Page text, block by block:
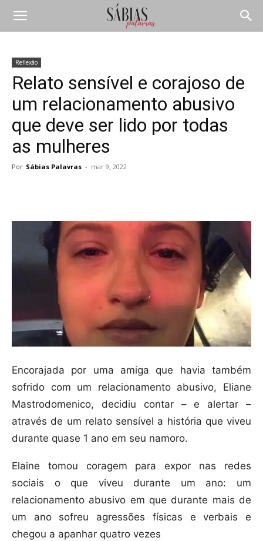
Reflexão
Relato sensível e corajoso de
um relacionamento abusivo
que deve ser lido por todas
as mulheres
Por Sábias Palavras - mar 9, 2022
Encorajada por uma amiga que havia também
sofrido com um relacionamento abusivo, Eliane
Mastrodomenico, decidiu contar – e alertar –
através de um relato sensível a história que viveu
durante quase 1 ano em seu namoro.
Elaine tomou coragem para expor nas redes
sociais o que viveu durante um ano: um
relacionamento abusivo em que durante mais de
um ano sofreu agressões físicas e verbais e
chegou a apanhar quatro vezes